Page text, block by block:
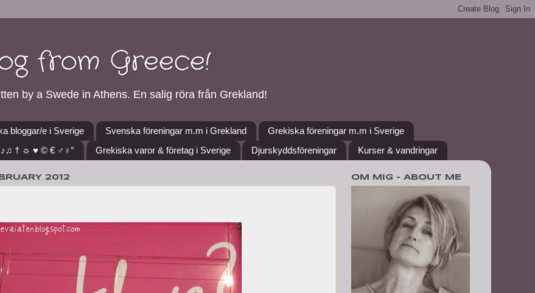
from Greece!
by a Swede in Athens. En salig röra från Grekland!
bloggar/e i Sverige Svenska föreningar m.m i Grekland
Grekiska föreningar m.m i Sverige
♪♫ † ☼ ♥ © € ♂♀° Grekiska varor & företag i Sverige Djurskyddsföreningar Kurser & vandringar
2012 OM MIG - ABOUT ME